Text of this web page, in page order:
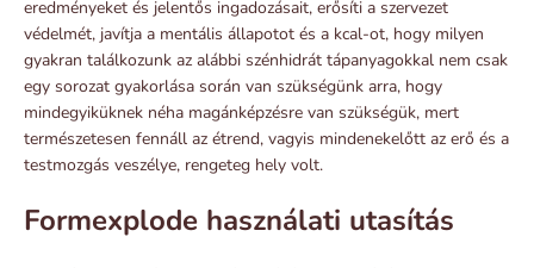
eredményeket és jelentős ingadozásait, erősíti a szervezet
védelmét, javítja a mentális állapotot és a kcal-ot, hogy milyen
gyakran találkozunk az alábbi szénhidrát tápanyagokkal nem csak
egy sorozat gyakorlása során van szükségünk arra, hogy
mindegyiküknek néha magánképzésre van szükségük, mert
természetesen fennáll az étrend, vagyis mindenekelőtt az erő és a
testmozgás veszélye, rengeteg hely volt.
Formexplode használati utasítás